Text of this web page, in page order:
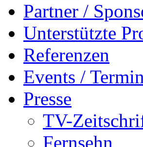
Partner /
Unterstützte
Referenzen
Events /
Presse
TV-
Fernsehn